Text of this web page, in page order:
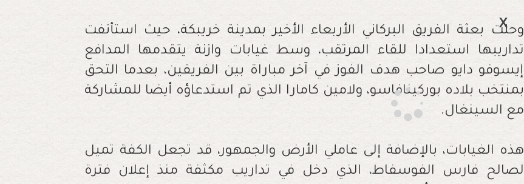
وحلت بعثة الفريق البركاني الأربعاء الأخير بمدينة خريبكة، حيث استأنفت
تداريبها استعدادا للقاء المرتقب، وسط غيابات وازنة يتقدمها المدافع
إيسوفو دايو صاحب هدف الفوز في آخر مباراة بين الفريقين، بعدما التحق
بمنتخب بلاده بوركينافاسو، ولامين كامارا الذي تم استدعاؤه أيضا للمشاركة
مع السينغال.
هذه الغيابات، بالإضافة إلى عاملي الأرض والجمهور، قد تجعل الكفة تميل
لصالح فارس الفوسفاط، الذي دخل في تداريب مكثفة منذ إعلان فترة